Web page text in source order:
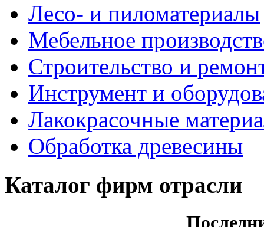
Лесо- и пиломатериалы
Мебельное
Строительство и
Инструмент и
Лакокрасочные
Обработка древесины
Каталог фирм отрасли